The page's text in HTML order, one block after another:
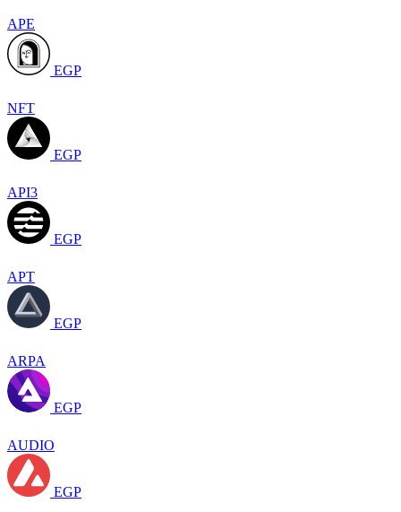
APE
EGP
NFT
EGP
API3
EGP
APT
EGP
ARPA
EGP
AUDIO
EGP